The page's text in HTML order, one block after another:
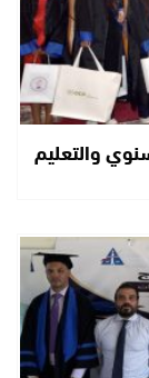
والتعليم